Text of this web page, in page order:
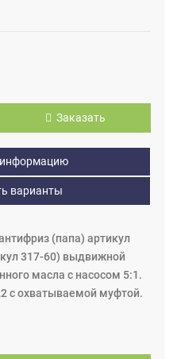
Заказать
варианты
(папа) артикул
317-60) выдвижной
масла с насосом 5:1.
с охватываемой муфтой.